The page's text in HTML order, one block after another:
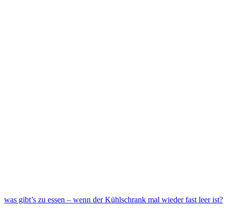
was gibt’s zu essen – wenn der Kühlschrank mal wieder fast leer ist?